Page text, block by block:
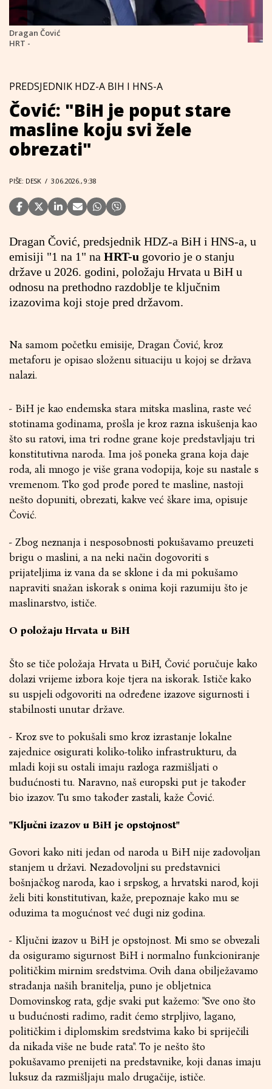
Dragan Čović
HRT -
PREDSJEDNIK HDZ-A BIH I HNS-A
Čović: "BiH je poput stare
masline koju svi žele
obrezati"
PIŠE: DESK / 3.06.2026., 9:38
Dragan Čović, predsjednik HDZ-a BiH i HNS-a, u
emisiji "1 na 1" na HRT-u govorio je o stanju
države u 2026. godini, položaju Hrvata u BiH u
odnosu na prethodno razdoblje te ključnim
izazovima koji stoje pred državom.
Na samom početku emisije, Dragan Čović, kroz
metaforu je opisao složenu situaciju u kojoj se država
nalazi.
- BiH je kao endemska stara mitska maslina, raste već
stotinama godinama, prošla je kroz razna iskušenja kao
što su ratovi, ima tri rodne grane koje predstavljaju tri
konstitutivna naroda. Ima još poneka grana koja daje
roda, ali mnogo je više grana vodopija, koje su nastale s
vremenom. Tko god prođe pored te masline, nastoji
nešto dopuniti, obrezati, kakve već škare ima, opisuje
Čović.
- Zbog neznanja i nesposobnosti pokušavamo preuzeti
brigu o maslini, a na neki način dogovoriti s
prijateljima iz vana da se sklone i da mi pokušamo
napraviti snažan iskorak s onima koji razumiju što je
maslinarstvo, ističe.
O položaju Hrvata u BiH
Što se tiče položaja Hrvata u BiH, Čović poručuje kako
dolazi vrijeme izbora koje tjera na iskorak. Ističe kako
su uspjeli odgovoriti na određene izazove sigurnosti i
stabilnosti unutar države.
- Kroz sve to pokušali smo kroz izrastanje lokalne
zajednice osigurati koliko-toliko infrastrukturu, da
mladi koji su ostali imaju razloga razmišljati o
budućnosti tu. Naravno, naš europski put je također
bio izazov. Tu smo također zastali, kaže Čović.
"Ključni izazov u BiH je opstojnost"
Govori kako niti jedan od naroda u BiH nije zadovoljan
stanjem u državi. Nezadovoljni su predstavnici
bošnjačkog naroda, kao i srpskog, a hrvatski narod, koji
želi biti konstitutivan, kaže, prepoznaje kako mu se
oduzima ta mogućnost već dugi niz godina.
- Ključni izazov u BiH je opstojnost. Mi smo se obvezali
da osiguramo sigurnost BiH i normalno funkcioniranje
političkim mirnim sredstvima. Ovih dana obilježavamo
stradanja naših branitelja, puno je obljetnica
Domovinskog rata, gdje svaki put kažemo: "Sve ono što
u budućnosti radimo, radit ćemo strpljivo, lagano,
političkim i diplomskim sredstvima kako bi spriječili
da nikada više ne bude rata". To je nešto što
pokušavamo prenijeti na predstavnike, koji danas imaju
luksuz da razmišljaju malo drugačije, ističe.